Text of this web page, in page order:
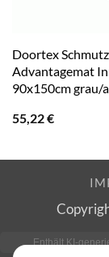
Doortex
Advantagemat
90x150cm grau/
55,22€